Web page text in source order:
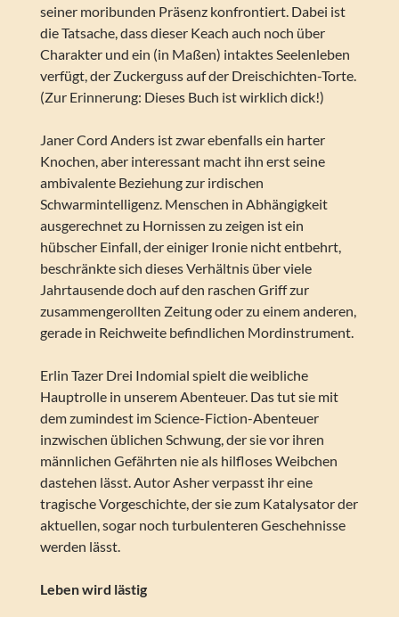
seiner moribunden Präsenz konfrontiert. Dabei ist
die Tatsache, dass dieser Keach auch noch über
Charakter und ein (in Maßen) intaktes Seelenleben
verfügt, der Zuckerguss auf der Dreischichten-Torte.
(Zur Erinnerung: Dieses Buch ist wirklich dick!)
Janer Cord Anders ist zwar ebenfalls ein harter
Knochen, aber interessant macht ihn erst seine
ambivalente Beziehung zur irdischen
Schwarmintelligenz. Menschen in Abhängigkeit
ausgerechnet zu Hornissen zu zeigen ist ein
hübscher Einfall, der einiger Ironie nicht entbehrt,
beschränkte sich dieses Verhältnis über viele
Jahrtausende doch auf den raschen Griff zur
zusammengerollten Zeitung oder zu einem anderen,
gerade in Reichweite befindlichen Mordinstrument.
Erlin Tazer Drei Indomial spielt die weibliche
Hauptrolle in unserem Abenteuer. Das tut sie mit
dem zumindest im Science-Fiction-Abenteuer
inzwischen üblichen Schwung, der sie vor ihren
männlichen Gefährten nie als hilfloses Weibchen
dastehen lässt. Autor Asher verpasst ihr eine
tragische Vorgeschichte, der sie zum Katalysator der
aktuellen, sogar noch turbulenteren Geschehnisse
werden lässt.
Leben wird lästig